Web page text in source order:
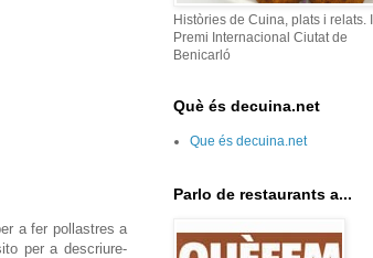
a fer pollastres a
per a descriure-
Històries de Cuina, plats i relats. III
Premi Internacional Ciutat de
Benicarló
Què és decuina.net
Que és decuina.net
Parlo de restaurants a...